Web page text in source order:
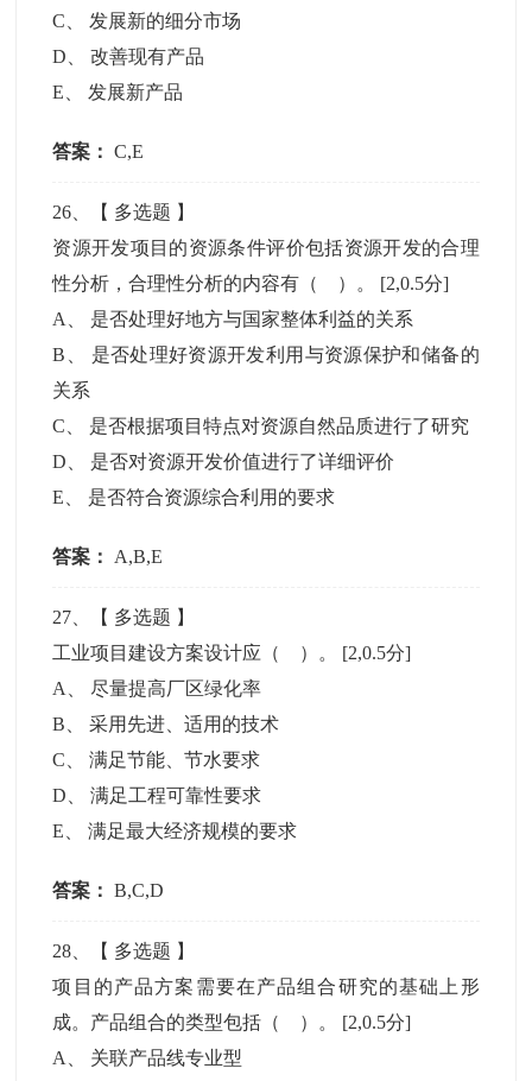
C
发展新的细分市场
D 、改善现有产品
E
发展新产品
答案： C,E
26 、【 多选题 】
资源开发项目的资源条件评价包括资源开发的合理
性分析，合理性分析的内容有（ ）。 [2,0.5分]
A
是否处理好地方与国家整体利益的关系
B
是否处理好资源开发利用与资源保护和储备的
关系
C
是否根据项目特点对资源自然品质进行了研究
D
是否对资源开发价值进行了详细评价
E
是否符合资源综合利用的要求
答案： A,B,E
27 、【 多选题 】
工业项目建设方案设计应（ ）。 [2,0.5分]
A
、尽量提高厂区绿化率
B 、采用先进、适用的技术
C 、满足节能、节水要求
D 、满足工程可靠性要求
E 、满足最大经济规模的要求
答案： B,C,D
28 、【 多选题 】
项目的产品方案需要在产品组合研究的基础上形
成。产品组合的类型包括（ ）。 [2,0.5分]
A
关联产品线专业型